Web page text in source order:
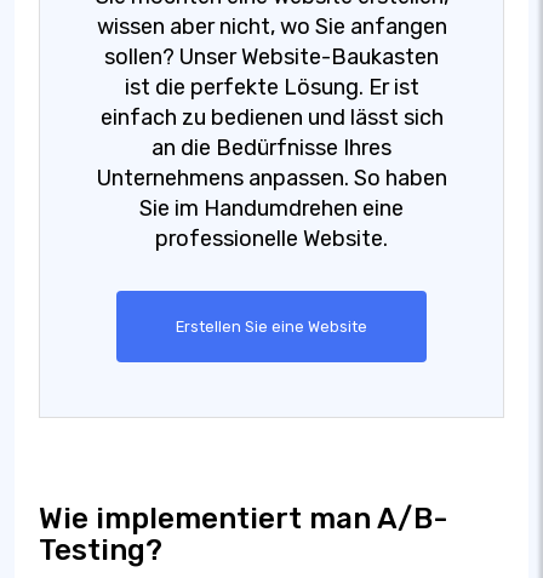
wissen aber nicht, wo Sie anfangen
sollen? Unser Website-Baukasten
ist die perfekte Lösung. Er ist
einfach zu bedienen und lässt sich
an die Bedürfnisse Ihres
Unternehmens anpassen. So haben
Sie im Handumdrehen eine
professionelle Website.
Erstellen Sie eine Website
Wie implementiert man A/B-
Testing?